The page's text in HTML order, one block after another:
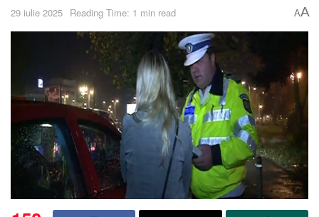
29 iulie 2025 Reading Time: 1 min read AA